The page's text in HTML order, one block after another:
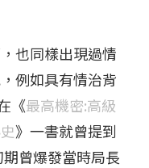
也同樣出現過情
例如具有情治背
《最高機密:高級
》一書就曾提到
曾爆發當時局長